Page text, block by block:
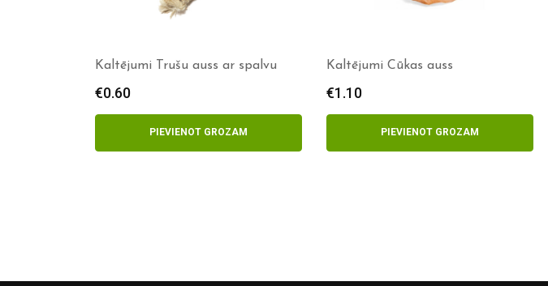
Kaltējumi Trušu auss ar spalvu
€0.60
PIEVIENOT GROZAM
Kaltējumi Cūkas auss
€1.10
PIEVIENOT GROZAM